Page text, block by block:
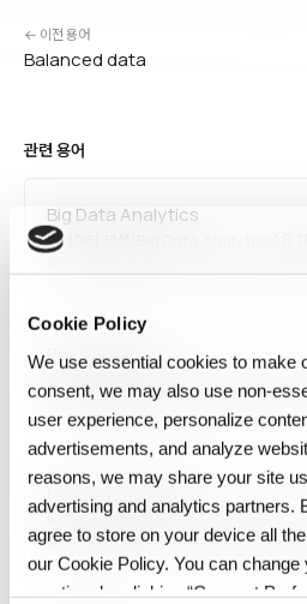
Cookie Policy
We use essential cookies to make
consent, we may also use
user experience, personalize
advertisements, and analyze
reasons, we may share your site
advertising and analytics partners.
agree to store on your device all
our Cookie Policy. You can
any time by clicking “Consent
← 이전 용어
Balanced data
관련 용어
Big Data Analytics
빅데이터 분석(Big Data Analytics)은 대
Hadoop·Spark·머신러닝과 결합해 운영합
진단, 마케팅…
Release State
릴리스 상태(Release State)는 AI 시스템
시점의 완전한 스냅샷으로, 모델 가중치, 코
의존성을 모두 포함합니다. 릴리스 상태를 불
실행을 재현하고 문제 발생 시 이전 상태로
운영의…
Data visualization
데이터 시각화(Data Visualization)는 차
형태로 데이터를 시각적으로 표현해 패턴·
이해하게 하는 기술입니다. Tableau,
Plotly 같은 도구가 활용되며, 효과적 시각